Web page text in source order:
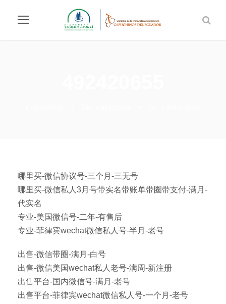
哪里买-微信协议号-三个月-三无号
哪里买-微信私人3月号带实名带账单带圈带支付-满月-
代实名
专业-美国微信号-二年-有售后
专业-菲律宾wechat微信私人号-半月-老号
出售-微信带圈-满月-白号
出售-微信美国wechat私人老号-满周-新注册
出售平台-国内微信号-满月-老号
出售平台-菲律宾wechat微信私人号-一个月-老号